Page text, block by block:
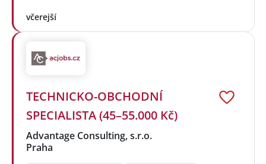
včerejší
TECHNICKO-OBCHODNÍ
SPECIALISTA (45–55.000 Kč)
Advantage Consulting, s.r.o.
Praha